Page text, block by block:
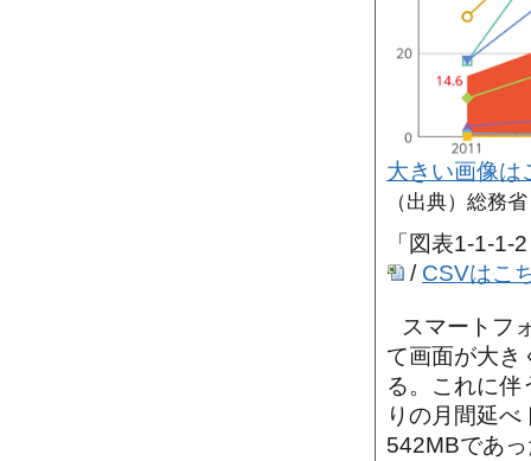
大きい画像は
（出典）総務
「図表1-1-
/ CSVはこ
スマートフ
て画面が大き
る。これに伴
りの月間延
542MBであ